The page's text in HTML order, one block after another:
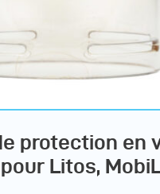
protection en
Litos,